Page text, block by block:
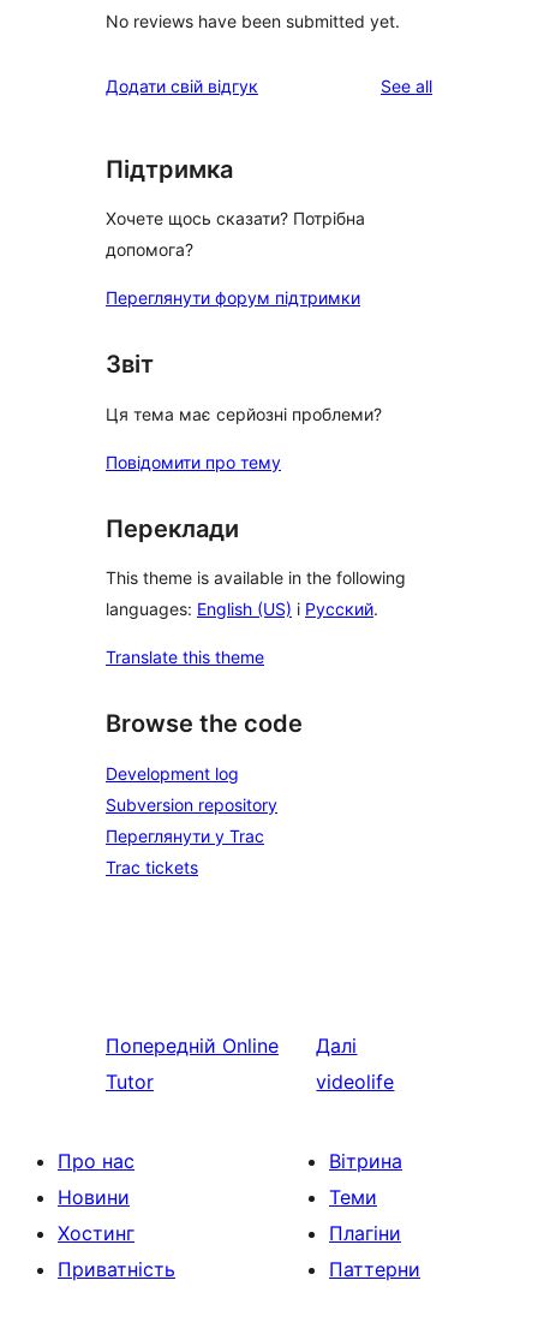
No reviews have been submitted yet.
Додати свій відгук See allreviews
Підтримка
Хочете щось сказати? Потрібна
допомога?
Переглянути форум підтримки
Звіт
Ця тема має серйозні проблеми?
Повідомити про тему
Переклади
This theme is available in the following
languages: English (US) і Русский.
Translate this theme
Browse the code
Development log
Subversion repository
Переглянути у Trac
Trac tickets
Попередній Online
Tutor
Далі
videolife
Про нас
Новини
Хостинг
Приватність
Вітрина
Теми
Плагіни
Паттерни